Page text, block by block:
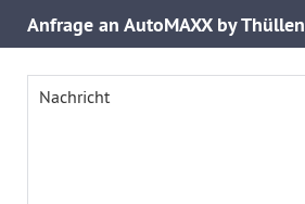
Anfrage an AutoMAXX by Thüllen
Nachricht